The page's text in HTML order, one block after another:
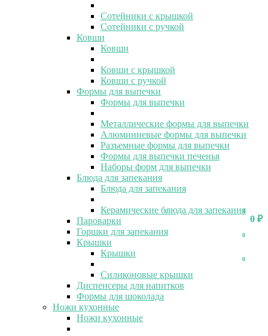
0
0 ₽
0
0
0
Сотейники с крышкой
Сотейники с ручкой
Ковши
Ковши
Ковши с крышкой
Ковши с ручкой
Формы для выпечки
Формы для выпечки
Металлические формы для выпечки
Алюминиевые формы для выпечки
Разъемные формы для выпечки
Формы для выпечки печенья
Наборы форм для выпечки
Блюда для запекания
Блюда для запекания
Керамические блюда для запекания
Пароварки
Горшки для запекания
Крышки
Крышки
Силиконовые крышки
Диспенсеры для напитков
Формы для шоколада
Ножи кухонные
Ножи кухонные